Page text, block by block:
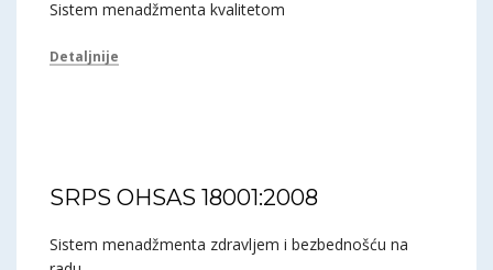
Sistem menadžmenta kvalitetom
Detaljnije
SRPS OHSAS 18001:2008
Sistem menadžmenta zdravljem i bezbednošću na